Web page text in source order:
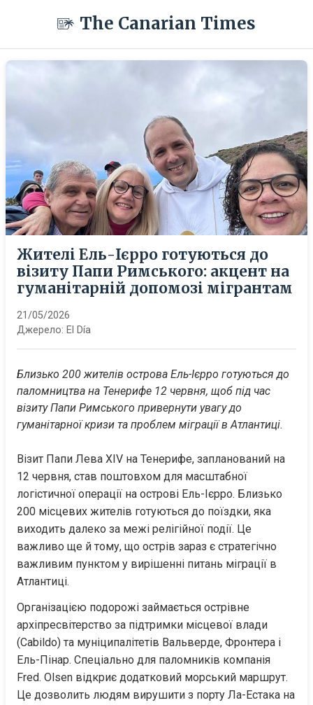
The Canarian Times
Жителі Ель-Ієрро готуються до
візиту Папи Римського: акцент на
гуманітарній допомозі мігрантам
21/05/2026
Джерело: El Día
Близько 200 жителів острова Ель-Ієрро готуються до
паломництва на Тенерифе 12 червня, щоб під час
візиту Папи Римського привернути увагу до
гуманітарної кризи та проблем міграції в Атлантиці.
Візит Папи Лева XIV на Тенерифе, запланований на
12 червня, став поштовхом для масштабної
логістичної операції на острові Ель-Ієрро. Близько
200 місцевих жителів готуються до поїздки, яка
виходить далеко за межі релігійної події. Це
важливо ще й тому, що острів зараз є стратегічно
важливим пунктом у вирішенні питань міграції в
Атлантиці.
Організацією подорожі займається острівне
архіпресвітерство за підтримки місцевої влади
(Cabildo) та муніципалітетів Вальверде, Фронтера і
Ель-Пінар. Спеціально для паломників компанія
Fred. Olsen відкриє додатковий морський маршрут.
Це дозволить людям вирушити з порту Ла-Естака на